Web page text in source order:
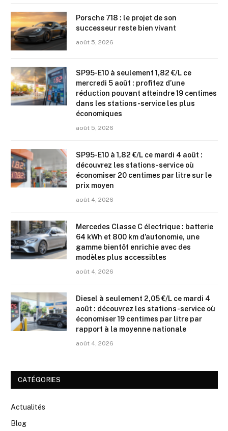
Porsche 718 : le projet de son
successeur reste bien vivant
août 5, 2026
SP95-E10 à seulement 1,82 €/L ce
mercredi 5 août : profitez d’une
réduction pouvant atteindre 19 centimes
dans les stations-service les plus
économiques
août 5, 2026
SP95-E10 à 1,82 €/L ce mardi 4 août :
découvrez les stations-service où
économiser 20 centimes par litre sur le
prix moyen
août 4, 2026
Mercedes Classe C électrique : batterie
64 kWh et 800 km d’autonomie, une
gamme bientôt enrichie avec des
modèles plus accessibles
août 4, 2026
Diesel à seulement 2,05 €/L ce mardi 4
août : découvrez les stations-service où
économiser 19 centimes par litre par
rapport à la moyenne nationale
août 4, 2026
CATÉGORIES
Actualités
Blog